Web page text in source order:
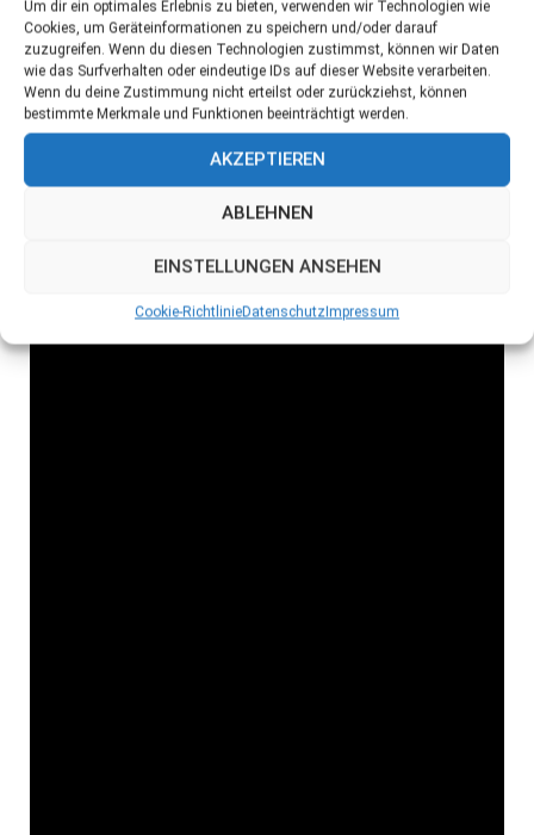
Um dir ein optimales Erlebnis zu bieten, verwenden wir Technologien wie
Cookies, um Geräteinformationen zu speichern und/oder darauf
zuzugreifen. Wenn du diesen Technologien zustimmst, können wir Daten
wie das Surfverhalten oder eindeutige IDs auf dieser Website verarbeiten.
Wenn du deine Zustimmung nicht erteilst oder zurückziehst, können
bestimmte Merkmale und Funktionen beeinträchtigt werden.
AKZEPTIEREN
ABLEHNEN
EINSTELLUNGEN ANSEHEN
Cookie-RichtlinieDatenschutzImpressum